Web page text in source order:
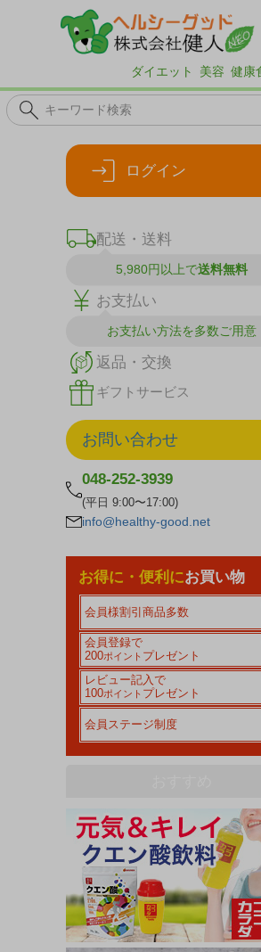
ダイエット 美容 健康
ログイン
配送・送料
5,980円以上で送料無料
お支払い
お支払い方法を多数ご用意
返品・交換
ギフトサービス
お問い合わせ
048-252-3939
(平日 9:00〜17:00)
info@healthy-good.net
お得に・便利にお買い物
会員様割引商品多数
会員登録で
200ポイント プレゼント
レビュー記入で
100ポイント プレゼント
会員ステージ制度